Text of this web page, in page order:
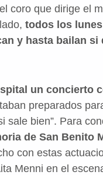
coro que dirige el
todos los
y hasta bailan si
un concierto
preparados
sale bien”. Para
de San Benito
con estas
Menni en el